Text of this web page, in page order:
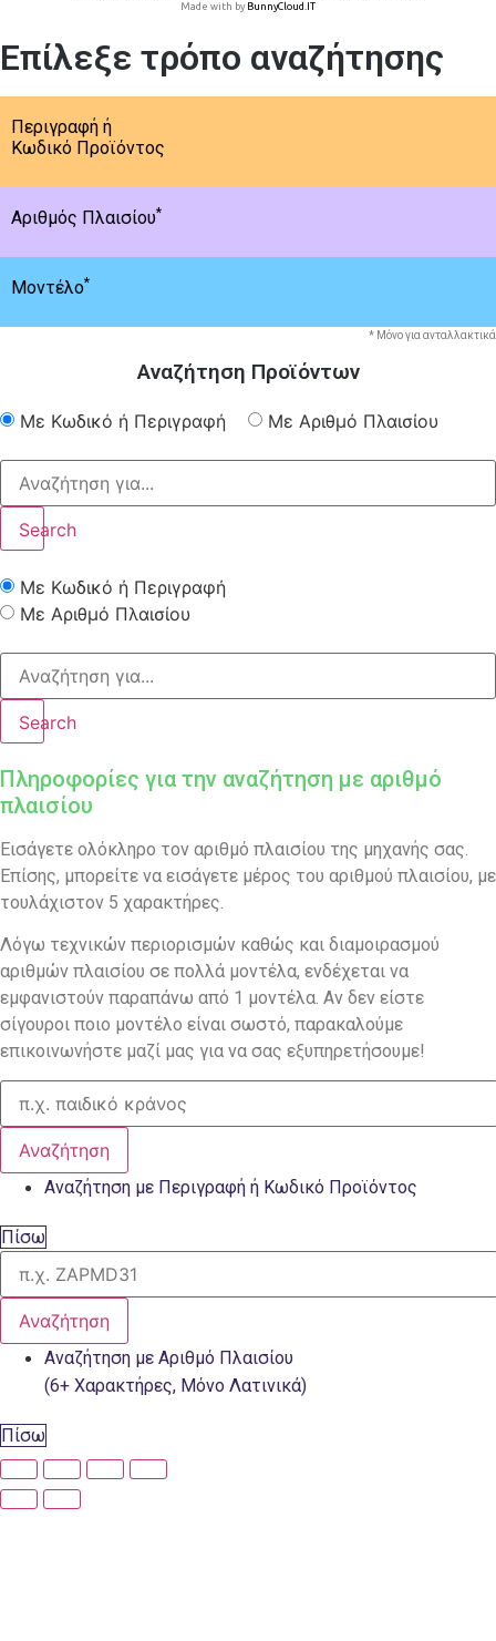
Made with by BunnyCloud.IT
Επίλεξε τρόπο αναζήτησης
Περιγραφή ή
Κωδικό Προϊόντος
Αριθμός Πλαισίου*
Μοντέλο*
* Μόνο για ανταλλακτικά
Αναζήτηση Προϊόντων
Με Κωδικό ή Περιγραφή Με Αριθμό Πλαισίου
Search
Με Κωδικό ή Περιγραφή
Με Αριθμό Πλαισίου
Search
Πληροφορίες για την αναζήτηση με αριθμό
πλαισίου
Εισάγετε ολόκληρο τον αριθμό πλαισίου της μηχανής σας.
Επίσης, μπορείτε να εισάγετε μέρος του αριθμού πλαισίου, με
τουλάχιστον 5 χαρακτήρες.
Λόγω τεχνικών περιορισμών καθώς και διαμοιρασμού
αριθμών πλαισίου σε πολλά μοντέλα, ενδέχεται να
εμφανιστούν παραπάνω από 1 μοντέλα. Αν δεν είστε
σίγουροι ποιο μοντέλο είναι σωστό, παρακαλούμε
επικοινωνήστε μαζί μας για να σας εξυπηρετήσουμε!
Αναζήτηση
Αναζήτηση με Περιγραφή ή Κωδικό Προϊόντος
Πίσω
Αναζήτηση
Αναζήτηση με Αριθμό Πλαισίου
(6+ Χαρακτήρες, Μόνο Λατινικά)
Πίσω